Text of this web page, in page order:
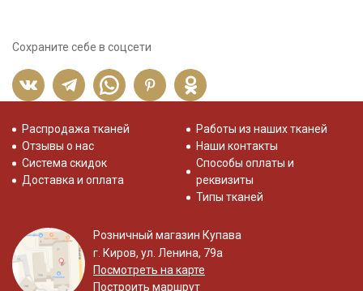
Сохраните себе в соцсети
Распродажа тканей
Отзывы о нас
Система скидок
Доставка и оплата
Работы из наших тканей
Наши контакты
Способы оплаты и
реквизиты
Типы тканей
Розничный магазин Купава
г. Киров, ул. Ленина, 79а
Посмотреть на карте
Построить маршрут